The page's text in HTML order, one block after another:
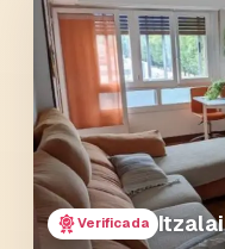
Verificada Itzalai